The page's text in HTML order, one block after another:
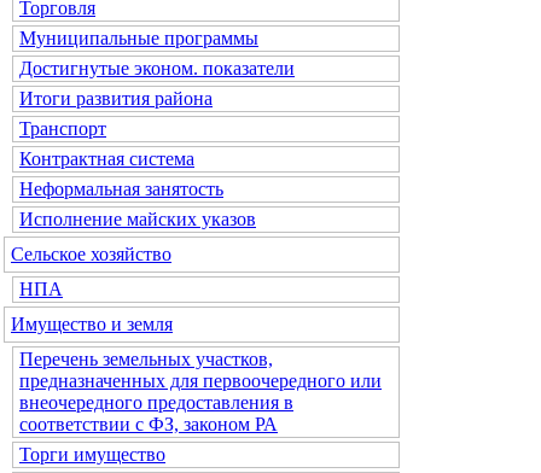
Торговля
Муниципальные программы
Достигнутые эконом. показатели
Итоги развития района
Транспорт
Контрактная система
Неформальная занятость
Исполнение майских указов
Сельское хозяйство
НПА
Имущество и земля
Перечень земельных участков,
предназначенных для первоочередного или
внеочередного предоставления в
соответствии с ФЗ, законом РА
Торги имущество